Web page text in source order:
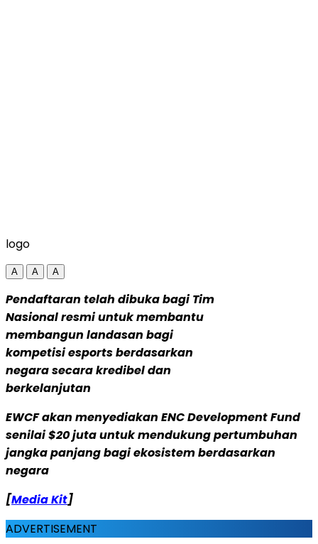
logo
A A A
Pendaftaran telah dibuka bagi Tim
Nasional resmi untuk membantu
membangun landasan bagi
kompetisi esports berdasarkan
negara secara kredibel dan
berkelanjutan
EWCF akan menyediakan ENC Development Fund
senilai $20 juta untuk mendukung pertumbuhan
jangka panjang bagi ekosistem berdasarkan
negara
[Media Kit]
ADVERTISEMENT